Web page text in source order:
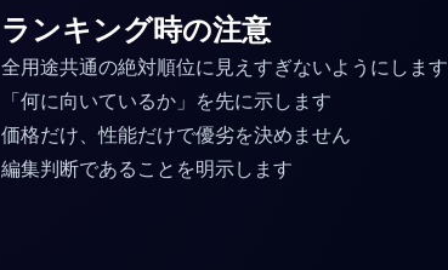
ランキング時の注意
全用途共通の絶対順位に見えすぎないようにします
「何に向いているか」を先に示します
価格だけ、性能だけで優劣を決めません
編集判断であることを明示します